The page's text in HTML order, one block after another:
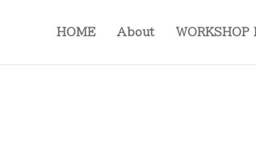
HOME About WORKSHOP